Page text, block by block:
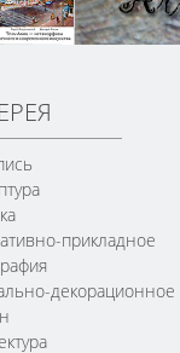
прикладное
декорационное